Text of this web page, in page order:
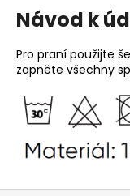
Návod k
Pro praní použijte
zapněte všechny